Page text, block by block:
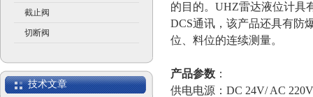
截止阀
切断阀
技术文章
的目的。UHZ雷达液位计具
DCS通讯，该产品还具有防
位、料位的连续测量。
产品参数 ：
供电电源： DC 24V/ AC 220V